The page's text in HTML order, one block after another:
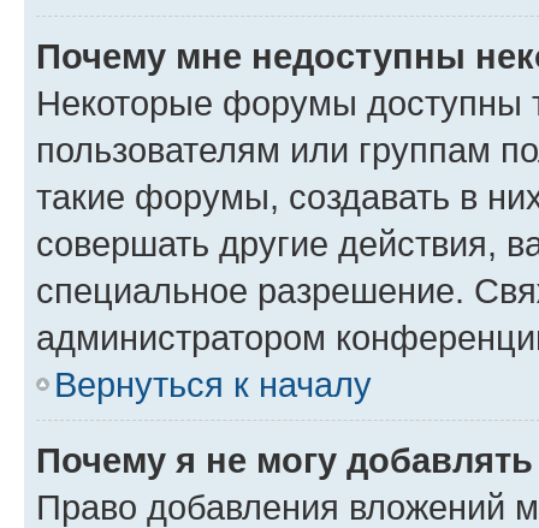
Почему мне недоступны
Некоторые форумы доступны
пользователям или группам
такие форумы, создавать в
совершать другие действия,
специальное разрешение.
администратором
Вернуться к началу
Почему я не могу
Право добавления вложений